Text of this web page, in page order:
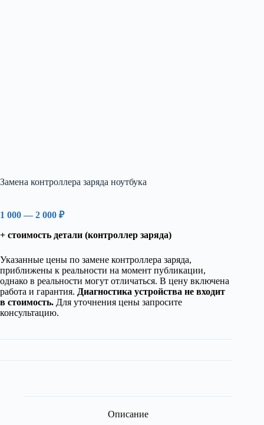
Замена контроллера заряда ноутбука
1 000 — 2 000 ₽
+ стоимость детали (контроллер заряда)
Указанные цены по замене контроллера заряда,
приближены к реальности на момент публикации,
однако в реальности могут отличаться. В цену включена
работа и гарантия. Диагностика устройства не входит
в стоимость. Для уточнения цены запросите
консультацию.
Описание